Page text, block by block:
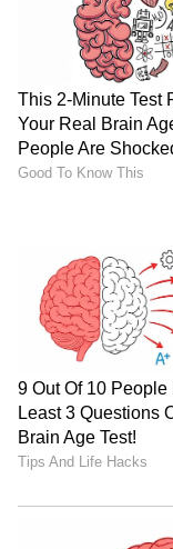
3-ಪಿನ್ ಪ್ಲಗ್‌ನಲ್ಲಿ
ತಪ್ಪಾದ ಕನೆಕ್ಷನ್
ಯಾರೂ ಅದನ್ನು
ಸಾಧ್ಯವಿಲ್ಲ.
ಅರ್ತಿಂಗ್ ಪಿನ್ ಅನ್ನು
ಕಡಿಮೆ ಪ್ರತಿರೋಧ
ಪ್ರಕಾರ, ತಂತಿ
ಅದರ ವಿದ್ಯುತ್
ದಪ್ಪವಾಗಿದ್ದಾಗ
ಮತ್ತು ಸುಲಭವಾಗಿ
ಎಸಿಯಂತಹ
ವಿದ್ಯುತ್